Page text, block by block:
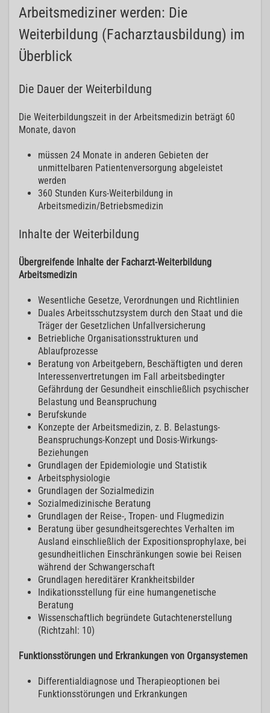
Arbeitsmediziner werden: Die
Weiterbildung (Facharztausbildung) im
Überblick
Die Dauer der Weiterbildung
Die Weiterbildungszeit in der Arbeitsmedizin beträgt 60
Monate, davon
müssen 24 Monate in anderen Gebieten der
unmittelbaren Patientenversorgung abgeleistet
werden
360 Stunden Kurs-Weiterbildung in
Arbeitsmedizin/Betriebsmedizin
Inhalte der Weiterbildung
Übergreifende Inhalte der Facharzt-Weiterbildung
Arbeitsmedizin
Wesentliche Gesetze, Verordnungen und Richtlinien
Duales Arbeitsschutzsystem durch den Staat und die
Träger der Gesetzlichen Unfallversicherung
Betriebliche Organisationsstrukturen und
Ablaufprozesse
Beratung von Arbeitgebern, Beschäftigten und deren
Interessenvertretungen im Fall arbeitsbedingter
Gefährdung der Gesundheit einschließlich psychischer
Belastung und Beanspruchung
Berufskunde
Konzepte der Arbeitsmedizin, z. B. Belastungs-
Beanspruchungs-Konzept und Dosis-Wirkungs-
Beziehungen
Grundlagen der Epidemiologie und Statistik
Arbeitsphysiologie
Grundlagen der Sozialmedizin
Sozialmedizinische Beratung
Grundlagen der Reise-, Tropen- und Flugmedizin
Beratung über gesundheitsgerechtes Verhalten im
Ausland einschließlich der Expositionsprophylaxe, bei
gesundheitlichen Einschränkungen sowie bei Reisen
während der Schwangerschaft
Grundlagen hereditärer Krankheitsbilder
Indikationsstellung für eine humangenetische
Beratung
Wissenschaftlich begründete Gutachtenerstellung
(Richtzahl: 10)
Funktionsstörungen und Erkrankungen von Organsystemen
Differentialdiagnose und Therapieoptionen bei
Funktionsstörungen und Erkrankungen